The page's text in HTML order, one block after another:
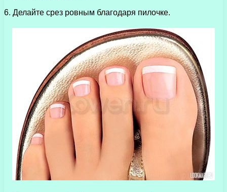
6. Делайте срез ровным благодаря пилочке.